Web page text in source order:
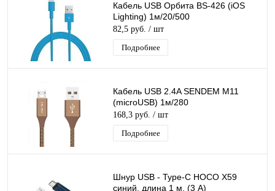
Кабель USB Орбита BS-426 (iOS
Lighting) 1м/20/500
82,5 руб. / шт
Подробнее
Кабель USB 2.4A SENDEM M11
(microUSB) 1м/280
168,3 руб. / шт
Подробнее
Шнур USB - Type-C HOCO X59
синий, длина 1 м, (3 А)